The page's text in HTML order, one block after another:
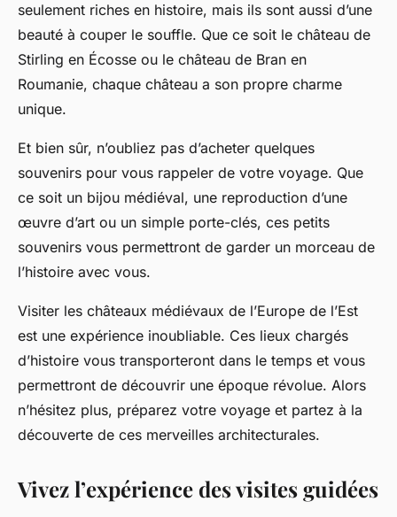
seulement riches en histoire, mais ils sont aussi d’une
beauté à couper le souffle. Que ce soit le château de
Stirling en Écosse ou le château de Bran en
Roumanie, chaque château a son propre charme
unique.
Et bien sûr, n’oubliez pas d’acheter quelques
souvenirs pour vous rappeler de votre voyage. Que
ce soit un bijou médiéval, une reproduction d’une
œuvre d’art ou un simple porte-clés, ces petits
souvenirs vous permettront de garder un morceau de
l’histoire avec vous.
Visiter les châteaux médiévaux de l’Europe de l’Est
est une expérience inoubliable. Ces lieux chargés
d’histoire vous transporteront dans le temps et vous
permettront de découvrir une époque révolue. Alors
n’hésitez plus, préparez votre voyage et partez à la
découverte de ces merveilles architecturales.
Vivez l’expérience des visites guidées